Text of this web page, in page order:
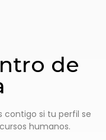
de
contigo si tu perfil se
humanos.